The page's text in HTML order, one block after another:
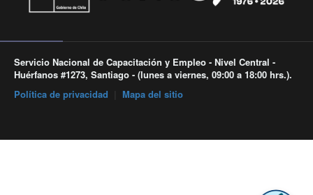
Servicio Nacional de Capacitación y Empleo - Nivel Central -
Huérfanos #1273, Santiago - (lunes a viernes, 09:00 a 18:00 hrs.).
Política de privacidad
Mapa del sitio